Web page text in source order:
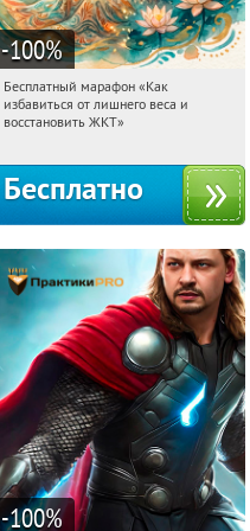
-100%
11:51:36 Получили:
Россия
Бесплатный марафон «Как
избавиться от лишнего веса и
восстановить ЖКТ»
Бесплатно
-100%